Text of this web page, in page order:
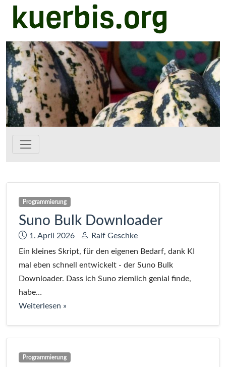
Zum Hauptinhalt springen
kuerbis.org
Programmierung
Suno Bulk Downloader
Datum:
1. April 2026 Autor:
Ralf Geschke
Ein kleines Skript, für den eigenen Bedarf, dank KI
mal eben schnell entwickelt - der Suno Bulk
Downloader. Dass ich Suno ziemlich genial finde,
habe…
Weiterlesen bei
»
Programmierung